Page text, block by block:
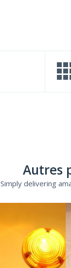
Autres
Simply delivering